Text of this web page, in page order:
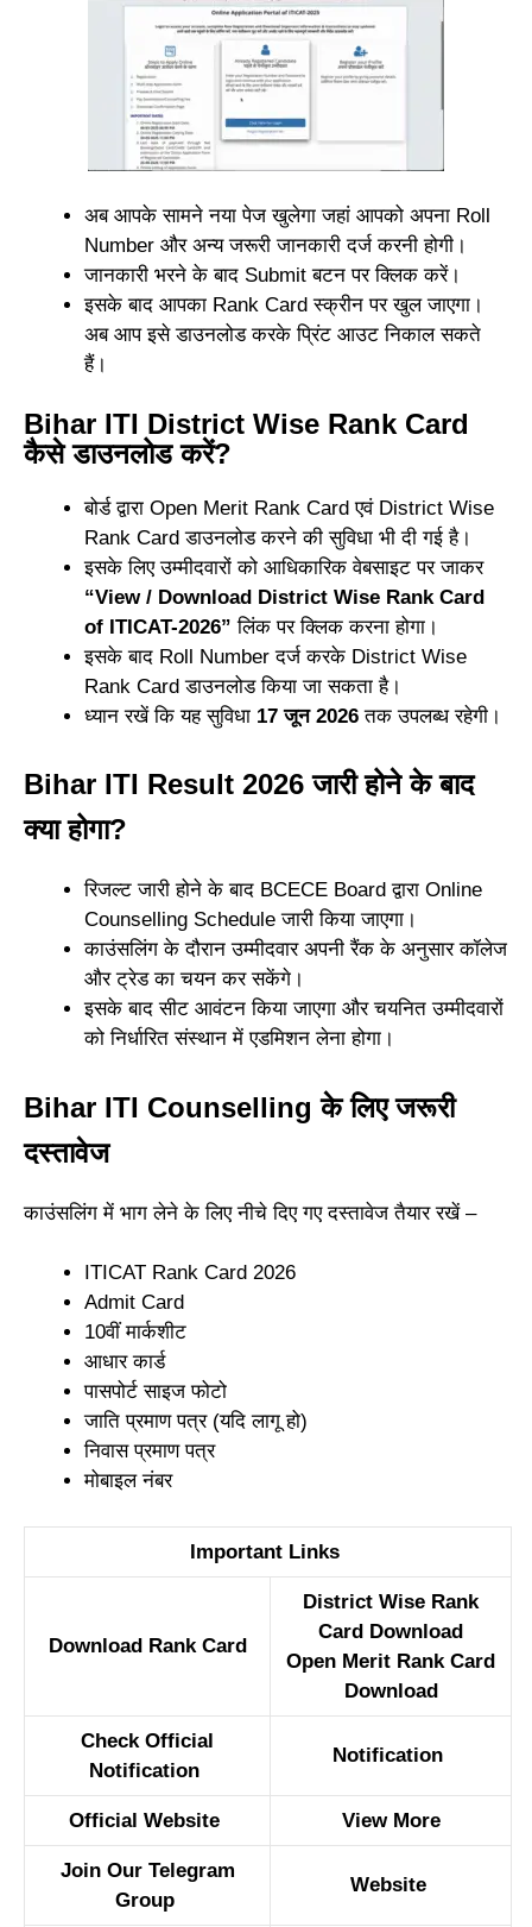
अब आपके सामने नया पेज खुलेगा जहां आपको अपना Roll
Number और अन्य जरूरी जानकारी दर्ज करनी होगी।
जानकारी भरने के बाद Submit बटन पर क्लिक करें।
इसके बाद आपका Rank Card स्क्रीन पर खुल जाएगा।
अब आप इसे डाउनलोड करके प्रिंट आउट निकाल सकते
हैं।
Bihar ITI District Wise Rank Card
कैसे डाउनलोड करें?
बोर्ड द्वारा Open Merit Rank Card एवं District Wise
Rank Card डाउनलोड करने की सुविधा भी दी गई है।
इसके लिए उम्मीदवारों को आधिकारिक वेबसाइट पर जाकर
“View / Download District Wise Rank Card
of ITICAT-2026” लिंक पर क्लिक करना होगा।
इसके बाद Roll Number दर्ज करके District Wise
Rank Card डाउनलोड किया जा सकता है।
ध्यान रखें कि यह सुविधा 17 जून 2026 तक उपलब्ध रहेगी।
Bihar ITI Result 2026 जारी होने के बाद
क्या होगा?
रिजल्ट जारी होने के बाद BCECE Board द्वारा Online
Counselling Schedule जारी किया जाएगा।
काउंसलिंग के दौरान उम्मीदवार अपनी रैंक के अनुसार कॉलेज
और ट्रेड का चयन कर सकेंगे।
इसके बाद सीट आवंटन किया जाएगा और चयनित उम्मीदवारों
को निर्धारित संस्थान में एडमिशन लेना होगा।
Bihar ITI Counselling के लिए जरूरी
दस्तावेज
काउंसलिंग में भाग लेने के लिए नीचे दिए गए दस्तावेज तैयार रखें –
ITICAT Rank Card 2026
Admit Card
10वीं मार्कशीट
आधार कार्ड
पासपोर्ट साइज फोटो
जाति प्रमाण पत्र (यदि लागू हो)
निवास प्रमाण पत्र
मोबाइल नंबर
Important Links
Download Rank Card
District Wise Rank
Card Download
Open Merit Rank Card
Download
Check Official
Notification
Notification
Official Website View More
Join Our Telegram
Group
Website